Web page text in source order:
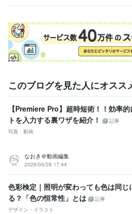
このブログを見た人にオスス
【Premiere Pro】超時短術！！効率
トを入力する裏ワザを紹介！
記事
写真・動画
なおき＠動画編集
2026/05/28 17:44
色彩検定｜照明が変わっても色は同じ
る？「色の恒常性」とは
記事
デザイン・イラスト